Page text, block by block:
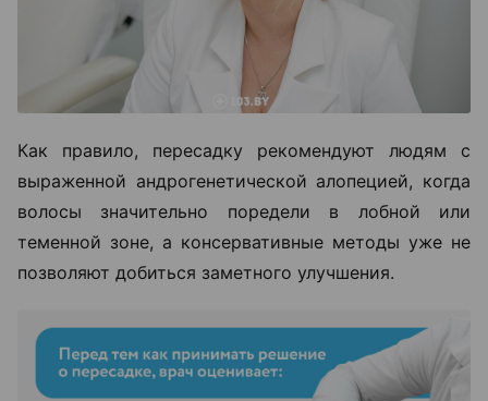
Как правило, пересадку рекомендуют людям с
выраженной андрогенетической алопецией, когда
волосы значительно поредели в лобной или
теменной зоне, а консервативные методы уже не
позволяют добиться заметного улучшения.